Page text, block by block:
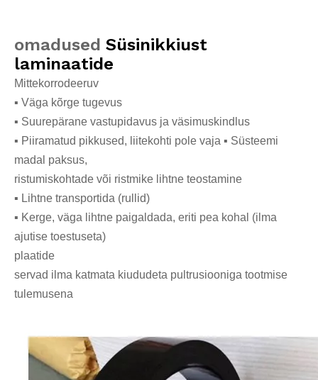
omadused Süsinikkiust
laminaatide
Mittekorrodeeruv
▪ Väga kõrge tugevus
▪ Suurepärane vastupidavus ja väsimuskindlus
▪ Piiramatud pikkused, liitekohti pole vaja ▪ Süsteemi
madal paksus,
ristumiskohtade või ristmike lihtne teostamine
▪ Lihtne transportida (rullid)
▪ Kerge, väga lihtne paigaldada, eriti pea kohal (ilma
ajutise toestuseta)
plaatide
servad ilma katmata kiududeta pultrusiooniga tootmise
tulemusena